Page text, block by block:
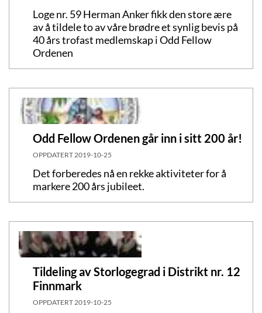
Loge nr. 59 Herman Anker fikk den store ære
av å tildele to av våre brødre et synlig bevis på
40 års trofast medlemskap i Odd Fellow
Ordenen
Odd Fellow Ordenen går inn i sitt 200 år!
OPPDATERT 2019-10-25
Det forberedes nå en rekke aktiviteter for å
markere 200 års jubileet.
Tildeling av Storlogegrad i Distrikt nr. 12
Finnmark
OPPDATERT 2019-10-25